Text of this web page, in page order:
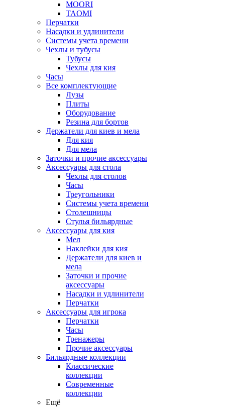
MOORI
TAOMI
Перчатки
Насадки и удлинители
Системы учета времени
Чехлы и тубусы
Тубусы
Чехлы для кия
Часы
Все комплектующие
Лузы
Плиты
Оборудование
Резина для бортов
Держатели для киев и мела
Для кия
Для мела
Заточки и прочие аксессуары
Аксессуары для стола
Чехлы для столов
Часы
Треугольники
Системы учета времени
Столешницы
Стулья бильярдные
Аксессуары для кия
Мел
Наклейки для кия
Держатели для киев и
мела
Заточки и прочие
аксессуары
Насадки и удлинители
Перчатки
Аксессуары для игрока
Перчатки
Часы
Тренажеры
Прочие аксессуары
Бильярдные коллекции
Классические
коллекции
Современные
коллекции
Ещё